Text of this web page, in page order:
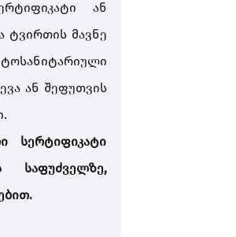
ან
ტვირთის მავნე
ან შეფუთვის
სერტიფიკატი
საფუძველზე,